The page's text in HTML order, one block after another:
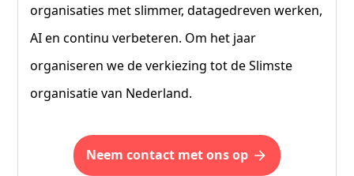
organisaties met slimmer, datagedreven werken,
AI en continu verbeteren. Om het jaar
organiseren we de verkiezing tot de Slimste
organisatie van Nederland.
neem contact met ons op